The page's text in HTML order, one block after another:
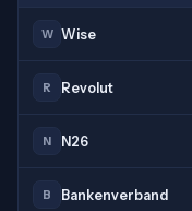
W Wise
R Revolut
N N26
B Bankenverband